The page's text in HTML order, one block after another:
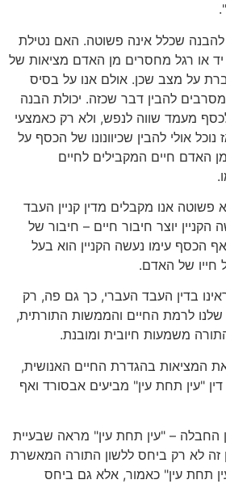
".
שכלל אינה פשוטה. האם נטילת
יד או רגל מחסרים מן האדם מציאות של
על מצב שכן. אולם אנו על בסיס
להבין דבר שכזה. יכולת הבנה
מעמד שווה לנפש, ולא רק כאמצעי
אולי להבין שכיוונונו של הכסף על
האדם חיים המקבילים לחיים
אנו מקבלים מדין קניין העבד
יוצר חיבור חיים – חיבור של
הכסף עימו נעשה הקניין הוא בעל
חייו של האדם.
בדין העבד העברי, כך גם פה, רק
שלנו לרמת החיים והממשות התורתית,
משמעות חיובית ומובנת.
המציאות בהגדרת החיים האנושית,
"עין תחת עין" מביעים אבסורד ואף
החבלה – "עין תחת עין" מראה שבעיית
זה לא רק ביחס ללשון התורה המאשרת
תחת עין" כאמור, אלא גם ביחס